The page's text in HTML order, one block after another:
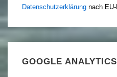
Datenschutzerklärung nach
GOOGLE